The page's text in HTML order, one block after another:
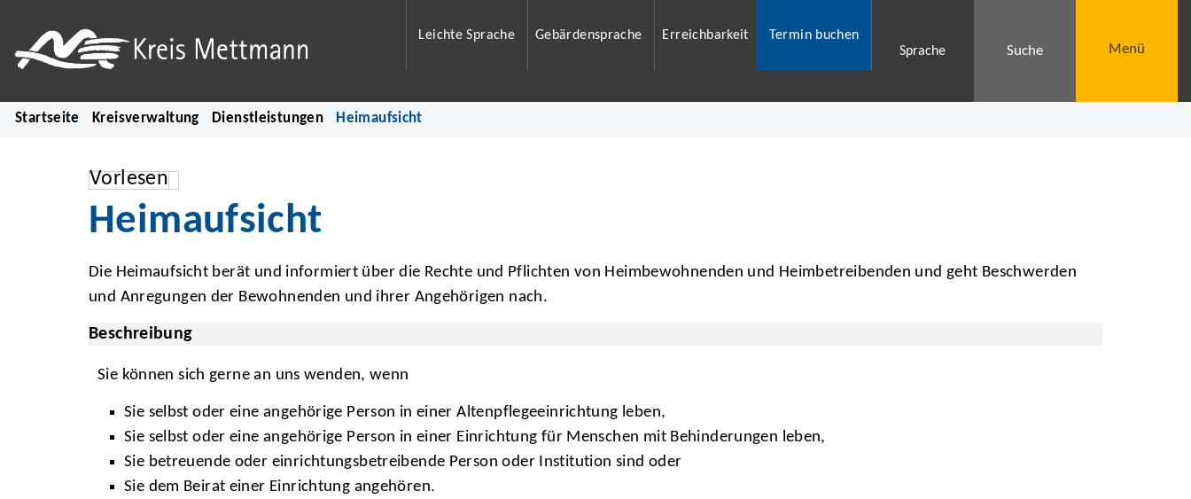
Leichte Sprache Gebärdensprache Erreichbarkeit
Termin buchen
Sprache
Suche Menü
Startseite Kreisverwaltung Dienstleistungen Heimaufsicht
Vorlesen
Heimaufsicht
Die Heimaufsicht berät und informiert über die Rechte und Pflichten von Heimbewohnenden und Heimbetreibenden und geht Beschwerden
und Anregungen der Bewohnenden und ihrer Angehörigen nach.
Beschreibung
Sie können sich gerne an uns wenden, wenn
Sie selbst oder eine angehörige Person in einer Altenpflegeeinrichtung leben,
Sie selbst oder eine angehörige Person in einer Einrichtung für Menschen mit Behinderungen leben,
Sie betreuende oder einrichtungsbetreibende Person oder Institution sind oder
Sie dem Beirat einer Einrichtung angehören.